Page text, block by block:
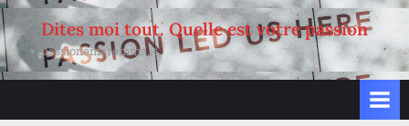
Skip
to
content
Dites moi tout. Quelle est votre passion
passionemaremma.it